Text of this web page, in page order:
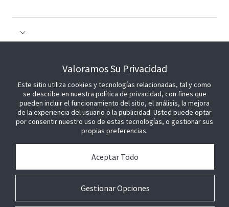
ÚNETE A NOSOTROS
Valoramos Su Privacidad
Este sitio utiliza cookies y tecnologías relacionadas, tal y como
se describe en nuestra política de privacidad, con fines que
pueden incluir el funcionamiento del sitio, el análisis, la mejora
de la experiencia del usuario o la publicidad. Usted puede optar
por consentir nuestro uso de estas tecnologías, o gestionar sus
propias preferencias.
Gestionar Opciones
Aceptar Todo